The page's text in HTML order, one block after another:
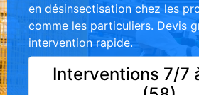
en désinsectisation chez les
comme les particuliers. Devis
intervention rapide.
Interventions 7/7